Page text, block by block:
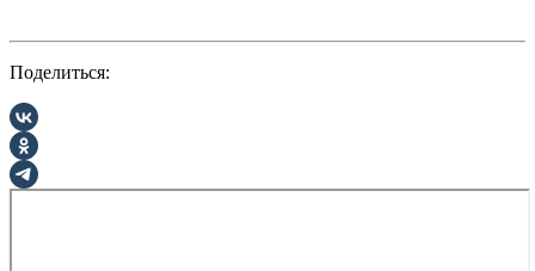
Поделиться: